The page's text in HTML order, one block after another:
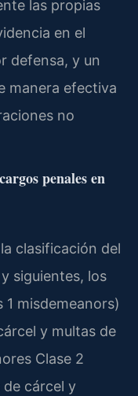
las propias
en el
defensa, y un
manera efectiva
no
penales en
clasificación del
siguientes, los
1 misdemeanors)
y multas de
Clase 2
de cárcel y